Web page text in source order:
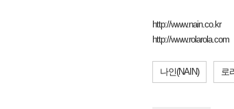
http://www.nain.co.kr
http://www.rolarola.com
나인(NAIN) 로